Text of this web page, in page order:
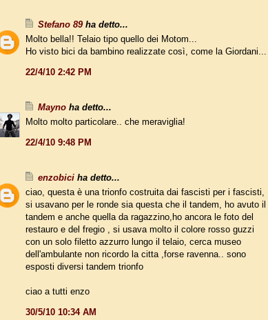
Stefano 89ha detto...
Molto bella!! Telaio tipo quello dei Motom...
Ho visto bici da bambino realizzate così, come la Giordani...
22/4/10 2:42 PM
Mayno ha detto...
Molto molto particolare.. che meraviglia!
22/4/10 9:48 PM
enzobici ha detto...
ciao, questa è una trionfo costruita dai fascisti per i fascisti,
si usavano per le ronde sia questa che il tandem, ho avuto il
tandem e anche quella da ragazzino,ho ancora le foto del
restauro e del fregio , si usava molto il colore rosso guzzi
con un solo filetto azzurro lungo il telaio, cerca museo
dell'ambulante non ricordo la citta ,forse ravenna.. sono
esposti diversi tandem trionfo
ciao a tutti enzo
30/5/10 10:34 AM